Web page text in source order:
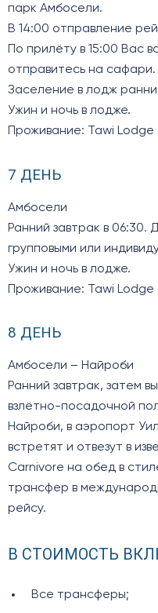
парк Амбосели.
В 14:00 отправление
По прилёту в 15:00 Вас
отправитесь на сафари.
Заселение в лодж
Ужин и ночь в лодже.
Проживание: Tawi
7 ДЕНЬ
Амбосели
Ранний завтрак в 06:30.
групповыми или
Ужин и ночь в лодже.
Проживание: Tawi
8 ДЕНЬ
Амбосели – Найроби
Ранний завтрак, затем
взлётно-посадочной
Найроби, в аэропорт
встретят и отвезут в
Carnivore на обед в
трансфер в
рейсу.
В СТОИМОСТЬ
Все трансферы;